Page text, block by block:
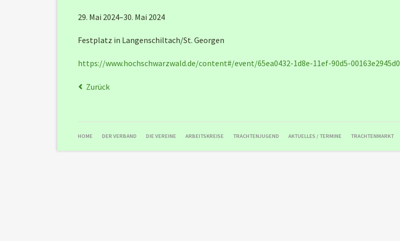
29. Mai 2024–30. Mai 2024
Festplatz in Langenschiltach/St. Georgen
https://www.hochschwarzwald.de/content#/event/65ea0432-1d8e-11ef-90d5-00163e2945d0
Zurück
NAVIGATION
HOME DER VERBAND DIE VEREINE ARBEITSKREISE TRACHTENJUGEND AKTUELLES / TERMINE TRACHTENMARKT